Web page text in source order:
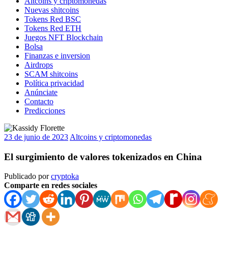
Nuevas shitcoins
Tokens Red BSC
Tokens Red ETH
Juegos NFT Blockchain
Bolsa
Finanzas e inversion
Airdrops
SCAM shitcoins
Política privacidad
Anúnciate
Contacto
Predicciones
23 de junio de 2023 Altcoins y criptomonedas
El surgimiento de valores tokenizados en China
Publicado porcryptoka
Comparte en redes sociales